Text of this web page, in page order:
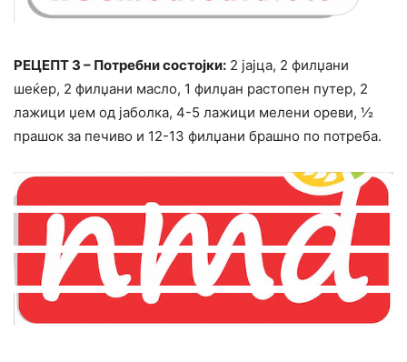
РЕЦЕПТ 3 – Потребни состојки: 2 јајца, 2 филџани
шеќер, 2 филџани масло, 1 филџан растопен путер, 2
лажици џем од јаболка, 4-5 лажици мелени ореви, ½
прашок за печиво и 12-13 филџани брашно по потреба.